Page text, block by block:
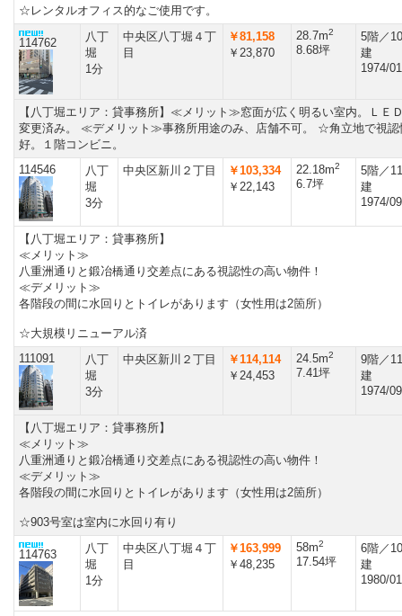
☆レンタルオフィス的なご使用です。
114762
八丁
堀
1分
中央区八丁堀４丁
目
￥81,158
￥23,870
28.7m2
8.68坪
5階／
建
1974/01
【八丁堀エリア：貸事務所】≪メリット≫窓面が広く明るい室内。ＬＥ
変更済み。 ≪デメリット≫事務所用途のみ、店舗不可。 ☆角立地で視認
好。１階コンビニ。
114546
八丁
堀
3分
中央区新川２丁目
￥103,334
￥22,143
22.18m2
6.7坪
5階／
建
1974/09
【八丁堀エリア：貸事務所】
≪メリット≫
八重洲通りと鍛冶橋通り交差点にある視認性の高い物件！
≪デメリット≫
各階段の間に水回りとトイレがあります（女性用は2箇所）
☆大規模リニューアル済
111091
八丁
堀
3分
中央区新川２丁目
￥114,114
￥24,453
24.5m2
7.41坪
9階／
建
1974/09
【八丁堀エリア：貸事務所】
≪メリット≫
八重洲通りと鍛冶橋通り交差点にある視認性の高い物件！
≪デメリット≫
各階段の間に水回りとトイレがあります（女性用は2箇所）
☆903号室は室内に水回り有り
114763
八丁
堀
1分
中央区八丁堀４丁
目
￥163,999
￥48,235
58m2
17.54坪
6階／
建
1980/01